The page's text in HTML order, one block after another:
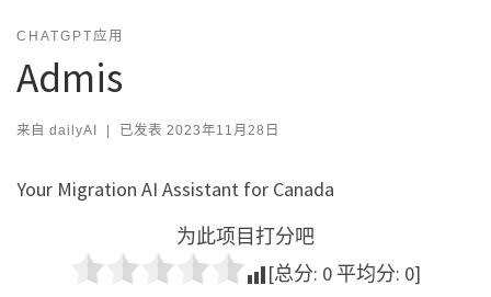
CHATGPT应用
Admis
来自 dailyAI | 已发表 2023年11月28日
Your Migration AI Assistant for Canada
为此项目打分吧
[总分: 0 平均分: 0]